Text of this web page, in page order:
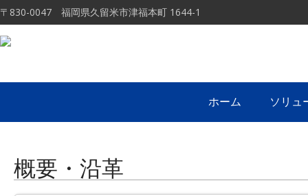
〒830-0047 福岡県久留米市津福本町 1644-1
ホーム ソリュ
概要・沿革